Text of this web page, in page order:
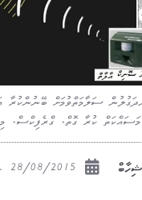
ސަލާމަތްވުމަށް ބޭނުންކުރާ
ކުރާ ގޮތް. ގްރެފިކްސް.